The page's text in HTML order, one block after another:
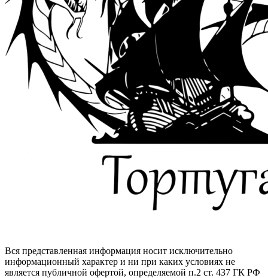
Вся представленная информация носит исключительно
информационный характер и ни при каких условиях не
является публичной офертой, определяемой п.2 ст. 437 ГК РФ